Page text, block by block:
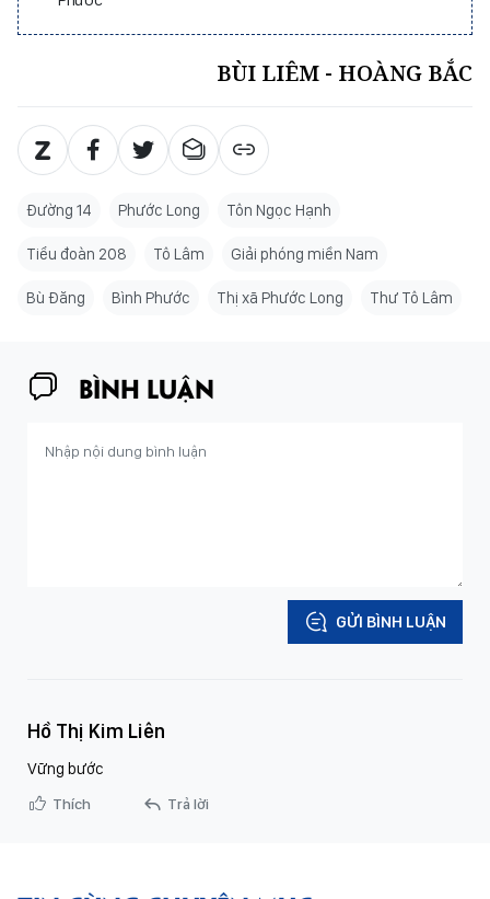
BÙI LIÊM - HOÀNG BẮC
Đường 14 Phước Long Tôn Ngọc Hạnh
Tiểu đoàn 208 Tô Lâm Giải phóng miền Nam
Bù Đăng Bình Phước Thị xã Phước Long Thư Tô Lâm
BÌNH LUẬN
GỬI BÌNH LUẬN
Hồ Thị Kim Liên
Vững bước
Thích Trả lời